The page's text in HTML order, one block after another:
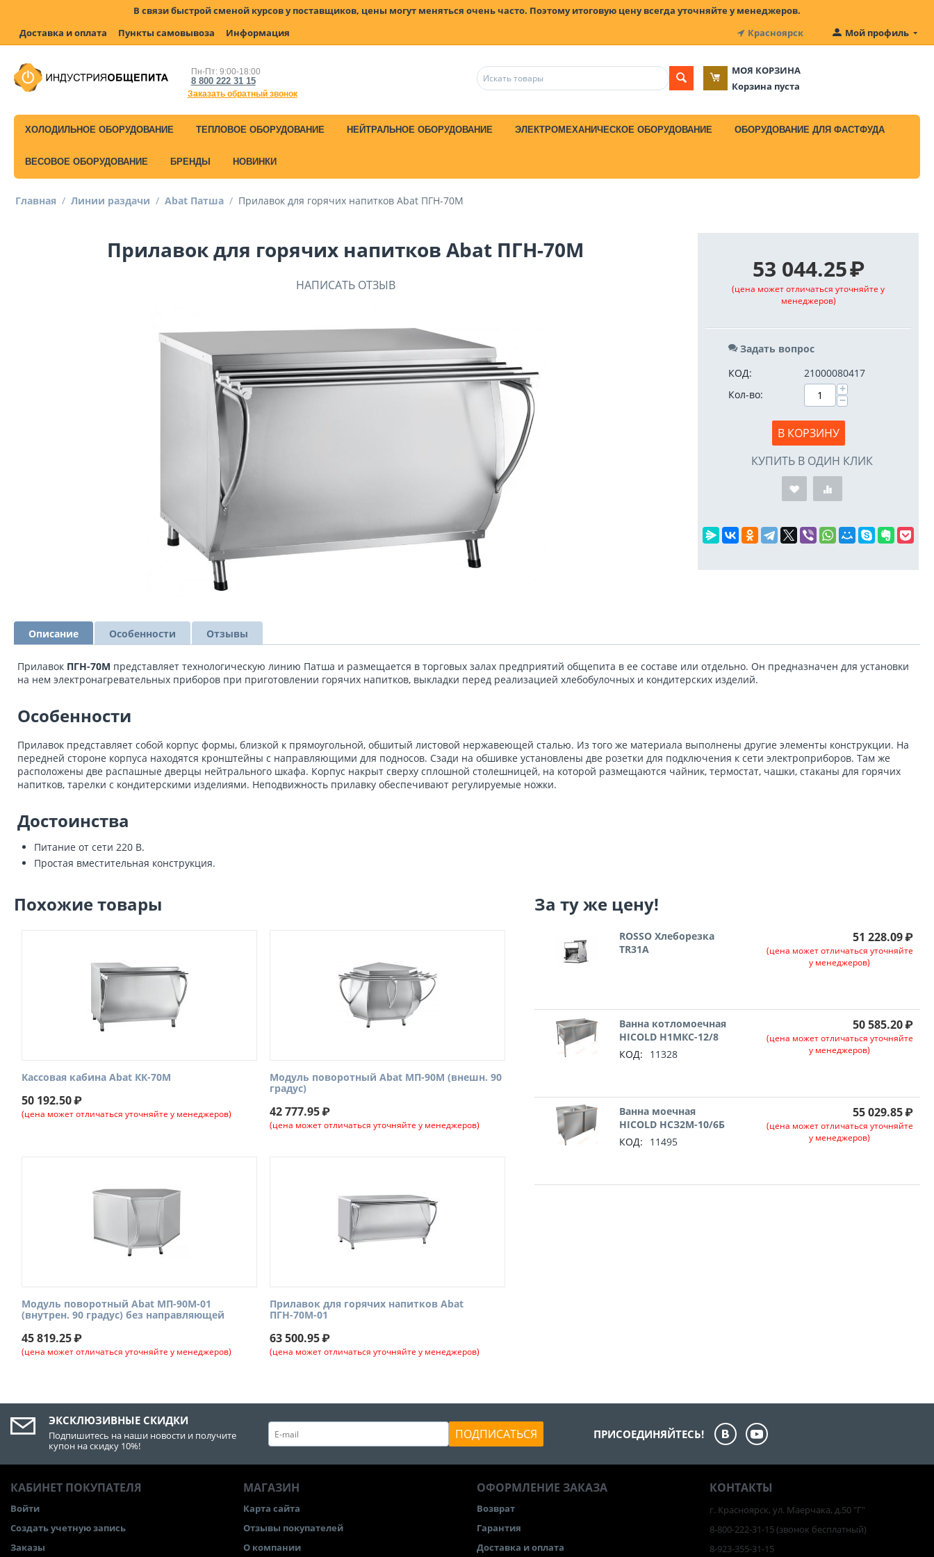
В связи быстрой сменой курсов у поставщиков, цены могут меняться очень часто. Поэтому итоговую цену всегда уточняйте у менеджеров.
Доставка и оплата
Пункты самовывоза Информация Красноярск Мой профиль
Пн-Пт: 9:00-18:00
8 800 222 31 15
Заказать обратный звонок
МОЯ КОРЗИНА
Корзина пуста
ХОЛОДИЛЬНОЕ ОБОРУДОВАНИЕ ТЕПЛОВОЕ ОБОРУДОВАНИЕ НЕЙТРАЛЬНОЕ ОБОРУДОВАНИЕ ЭЛЕКТРОМЕХАНИЧЕСКОЕ ОБОРУДОВАНИЕ ОБОРУДОВАНИЕ ДЛЯ ФАСТФУДА
ВЕСОВОЕ ОБОРУДОВАНИЕ БРЕНДЫ НОВИНКИ
Главная / Линии раздачи / Abat Патша / Прилавок для горячих напитков Abat ПГН-70М
Прилавок для горячих напитков Abat ПГН-70М
НАПИСАТЬ ОТЗЫВ
53 044.25₽
(цена может отличаться уточняйте у
менеджеров)
Задать вопрос
КОД:
21000080417
Кол-во:
+
−
В КОРЗИНУ
КУПИТЬ В ОДИН КЛИК
Описание Особенности Отзывы
Прилавок ПГН-70М представляет технологическую линию Патша и размещается в торговых залах предприятий общепита в ее составе или отдельно. Он предназначен для установки
на нем электронагревательных приборов при приготовлении горячих напитков, выкладки перед реализацией хлебобулочных и кондитерских изделий.
Особенности
Прилавок представляет собой корпус формы, близкой к прямоугольной, обшитый листовой нержавеющей сталью. Из того же материала выполнены другие элементы конструкции. На
передней стороне корпуса находятся кронштейны с направляющими для подносов. Сзади на обшивке установлены две розетки для подключения к сети электроприборов. Там же
расположены две распашные дверцы нейтрального шкафа. Корпус накрыт сверху сплошной столешницей, на которой размещаются чайник, термостат, чашки, стаканы для горячих
напитков, тарелки с кондитерскими изделиями. Неподвижность прилавку обеспечивают регулируемые ножки.
Достоинства
Питание от сети 220 В.
Простая вместительная конструкция.
Похожие товары
Кассовая кабина Abat КК-70М
50 192.50₽
(цена может отличаться уточняйте у менеджеров)
Модуль поворотный Abat МП-90М (внешн. 90
градус)
42 777.95₽
(цена может отличаться уточняйте у менеджеров)
Модуль поворотный Abat МП-90М-01
(внутрен. 90 градус) без направляющей
45 819.25₽
(цена может отличаться уточняйте у менеджеров)
Прилавок для горячих напитков Abat
ПГН-70М-01
63 500.95₽
(цена может отличаться уточняйте у менеджеров)
За ту же цену!
ROSSO Хлеборезка
TR31A
51 228.09₽
(цена может отличаться уточняйте
у менеджеров)
Ванна котломоечная
HICOLD Н1МКС-12/8
КОД:
11328
50 585.20₽
(цена может отличаться уточняйте
у менеджеров)
Ванна моечная
HICOLD НСЗ2М-10/6Б
КОД:
11495
55 029.85₽
(цена может отличаться уточняйте
у менеджеров)
ЭКСКЛЮЗИВНЫЕ СКИДКИ
Подпишитесь на наши новости и получите
купон на скидку 10%!
ПОДПИСАТЬСЯ ПРИСОЕДИНЯЙТЕСЬ!
КАБИНЕТ ПОКУПАТЕЛЯ
Войти
Создать учетную запись
Заказы
МАГАЗИН
Карта сайта
Отзывы покупателей
О компании
ОФОРМЛЕНИЕ ЗАКАЗА
Возврат
Гарантия
Доставка и оплата
КОНТАКТЫ
г. Красноярск, ул. Маерчака, д.50 "Г"
8-800-222-31-15(звонок бесплатный)
8-923-355-31-15